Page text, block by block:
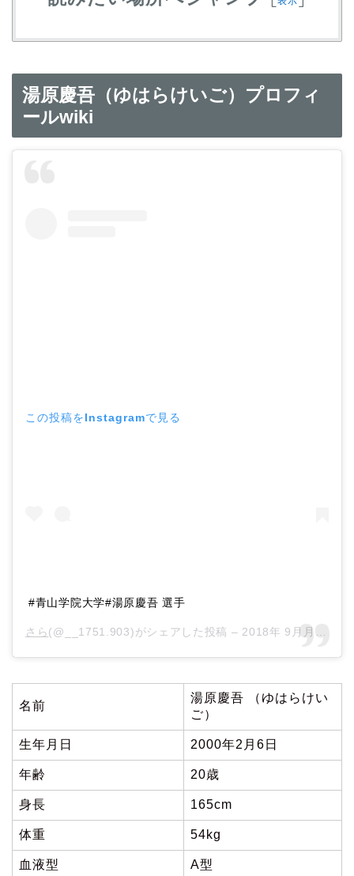
湯原慶吾（ゆはらけいご）プロフィ
ールwiki
この投稿をInstagramで見る
#青山学院大学#湯原慶吾 選手
さら(@__1751.903)がシェアした投稿 – 2018年 9月月23日午前4時31分PDT
名前
湯原慶吾 （ゆはらけい
ご）
生年月日 2000年2月6日
年齢 20歳
身長 165cm
体重 54kg
血液型 A型